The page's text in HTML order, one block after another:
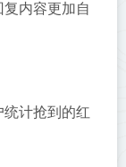
内容更加自
计抢到的红